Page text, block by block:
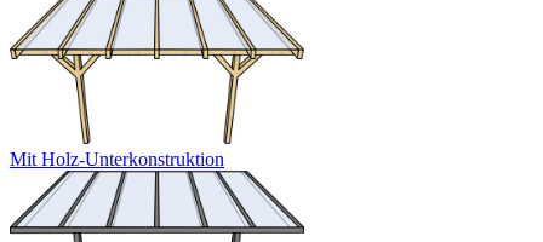
Mit Holz-Unterkonstruktion